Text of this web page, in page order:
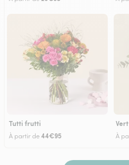
Tutti frutti
À partir de44€95 À